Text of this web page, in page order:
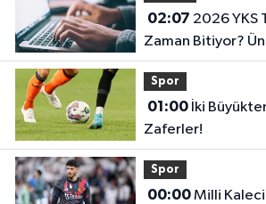
02:07
Zaman Bitiyor?
Sonuçları
Spor
01:00İki Büyükten Avrupa’da Kritik
Zaferler!
Spor
00:00Milli Kaleci Altay Bayındır’ın